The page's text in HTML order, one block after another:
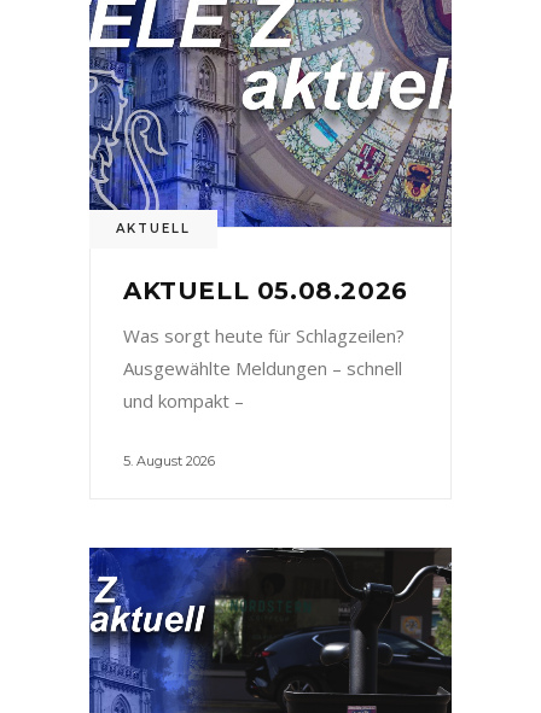
AKTUELL
AKTUELL 05.08.2026
Was sorgt heute für Schlagzeilen?
Ausgewählte Meldungen – schnell
und kompakt –
5. August 2026